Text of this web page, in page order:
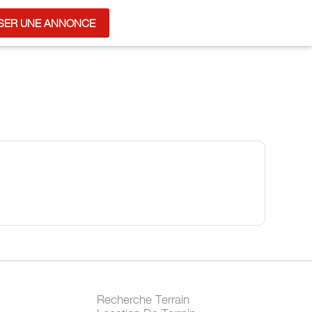
UNE ANNONCE
Recherche Terrain